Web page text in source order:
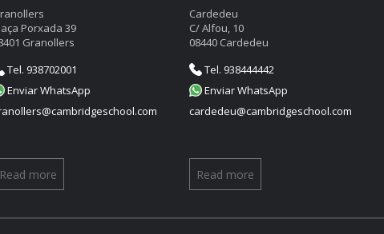
Porxada 39
Granollers
Tel. 938702001
Enviar WhatsApp
Read more
Cardedeu
C/ Alfou, 10
08440 Cardedeu
Tel. 938444442
Enviar WhatsApp
cardedeu@cambridgeschool.com
Read more